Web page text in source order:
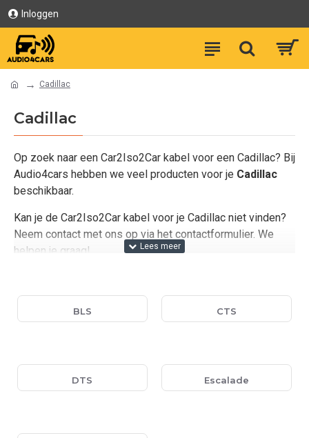
Inloggen
Cadillac
Cadillac
Op zoek naar een Car2Iso2Car kabel voor een Cadillac? Bij
Audio4cars hebben we veel producten voor je Cadillac
beschikbaar.
Kan je de Car2Iso2Car kabel voor je Cadillac niet vinden?
Neem contact met ons op via het contactformulier. We
helpen je graag!
BLS CTS
DTS Escalade